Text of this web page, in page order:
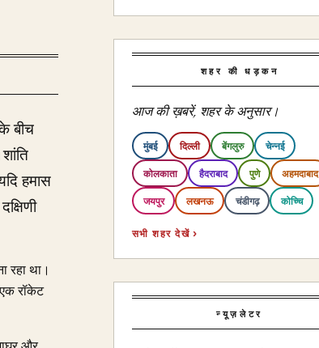
बीच
हमास
रहा था।
रॉकेट
शहर की धड़कन
आज की ख़बरें, शहर के अनुसार।
मुंबई दिल्ली बेंगलुरु चेन्नई
कोलकाता हैदराबाद पुणे अहमदाबाद
जयपुर लखनऊ चंडीगढ़ कोच्चि
सभी शहर देखें ›
न्यूज़लेटर